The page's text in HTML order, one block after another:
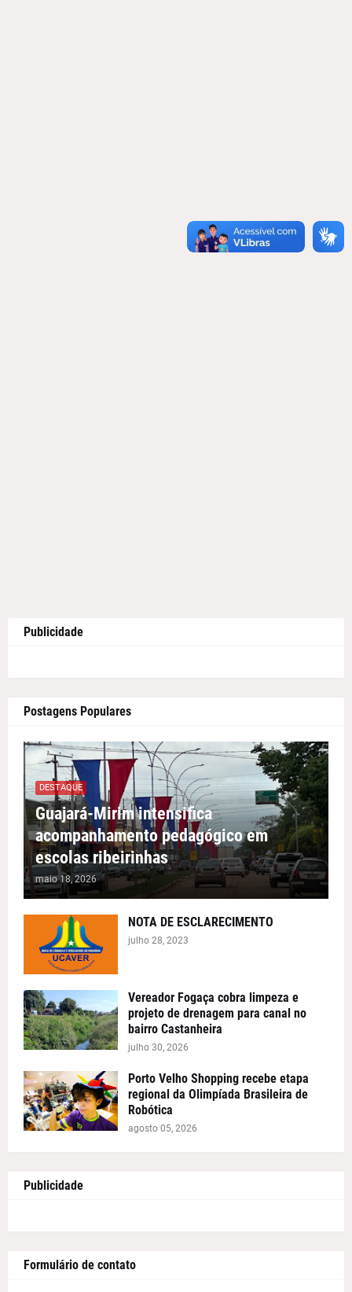
Publicidade
Postagens Populares
DESTAQUE
Guajará-Mirim intensifica
acompanhamento pedagógico em
escolas ribeirinhas
maio 18, 2026
NOTA DE ESCLARECIMENTO
julho 28, 2023
Vereador Fogaça cobra limpeza e
projeto de drenagem para canal no
bairro Castanheira
julho 30, 2026
Porto Velho Shopping recebe etapa
regional da Olimpíada Brasileira de
Robótica
agosto 05, 2026
Publicidade
Formulário de contato